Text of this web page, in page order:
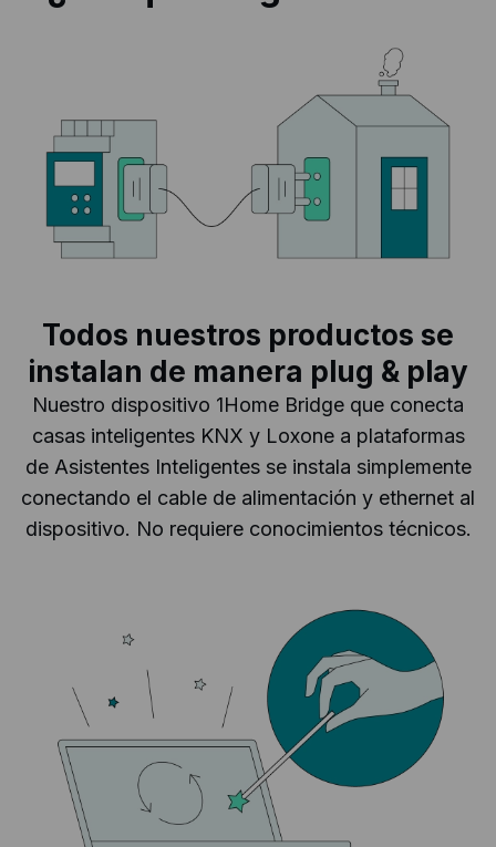
Todos nuestros productos se
instalan de manera plug & play
Nuestro dispositivo 1Home Bridge que conecta
casas inteligentes KNX y Loxone a plataformas
de Asistentes Inteligentes se instala simplemente
conectando el cable de alimentación y ethernet al
dispositivo. No requiere conocimientos técnicos.